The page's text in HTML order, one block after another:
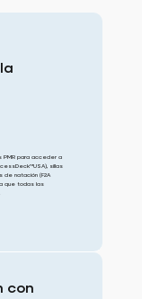
PMR para acceder a
sillas
de natación (F2A
que todas las
con